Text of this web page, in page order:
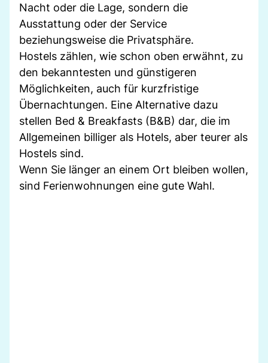
Nacht oder die Lage, sondern die
Ausstattung oder der Service
beziehungsweise die Privatsphäre.
Hostels zählen, wie schon oben erwähnt, zu
den bekanntesten und günstigeren
Möglichkeiten, auch für kurzfristige
Übernachtungen. Eine Alternative dazu
stellen Bed & Breakfasts (B&B) dar, die im
Allgemeinen billiger als Hotels, aber teurer als
Hostels sind.
Wenn Sie länger an einem Ort bleiben wollen,
sind Ferienwohnungen eine gute Wahl.